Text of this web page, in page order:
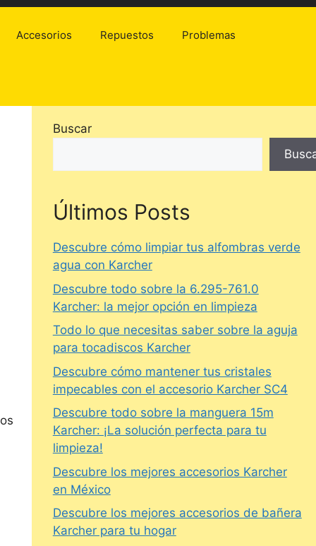
Accesorios Repuestos Problemas
Buscar
Últimos Posts
Descubre cómo limpiar tus alfombras verde
agua con Karcher
Descubre todo sobre la 6.295-761.0
Karcher: la mejor opción en limpieza
Todo lo que necesitas saber sobre la aguja
para tocadiscos Karcher
Descubre cómo mantener tus cristales
impecables con el accesorio Karcher SC4
Descubre todo sobre la manguera 15m
Karcher: ¡La solución perfecta para tu
limpieza!
Descubre los mejores accesorios Karcher
en México
Descubre los mejores accesorios de bañera
Karcher para tu hogar